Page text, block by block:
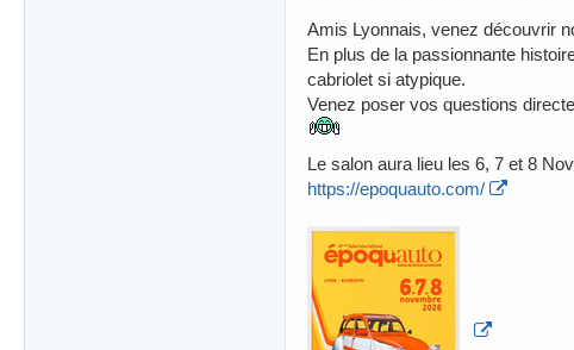
Amis Lyonnais, venez découvrir
En plus de la passionnante
cabriolet si atypique.
Venez poser vos questions
Le salon aura lieu les 6, 7 et 8
https://epoquauto.com/